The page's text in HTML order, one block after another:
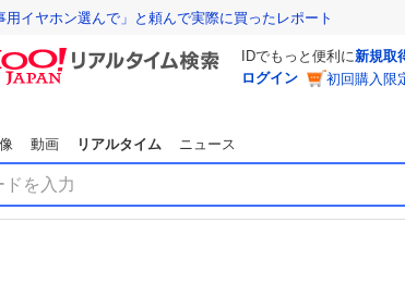
用イヤホン選んで」と頼んで実際に買ったレポート
IDでもっと便利に新規取
ログイン
初回購入限
動画 リアルタイム ニュース